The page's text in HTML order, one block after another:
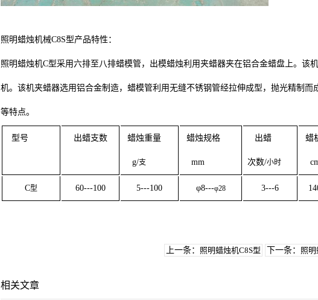
照明蜡烛机械C8S型产品特性：
照明蜡烛机C型采用六排至八排蜡模管，出模蜡烛利用夹蜡器夹在铝合金蜡盘上。该
机。该机夹蜡器选用铝合金制造，蜡模管利用无缝不锈钢管经拉伸成型，抛光精制
等特点。
型号 出蜡支数 蜡烛重量
g/支
蜡烛规格
mm
出蜡
次数/小时
蜡
C型 60---100 5---100 φ8---φ28 3---6
上一条： 照明蜡烛机C8S型 下一条： 照明
相关文章